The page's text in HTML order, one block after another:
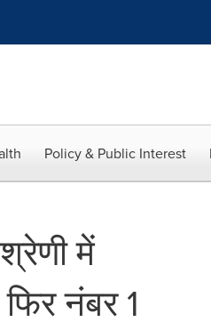
Policy & Public Interest
में
नंबर 1